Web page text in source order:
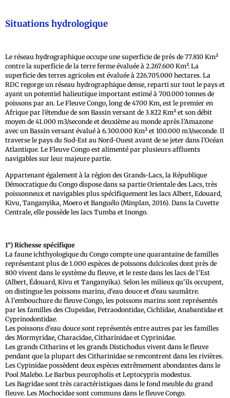
Situations hydrologique
Le réseau hydrographique occupe une superficie de près de 77.810 Km²
contre la superficie de la terre ferme évaluée à 2.267.600 Km². La
superficie des terres agricoles est évaluée à 226.705.000 hectares. La
RDC regorge un réseau hydrographique dense, reparti sur tout le pays et
ayant un potentiel halieutique important estimé à 700.000 tonnes de
poissons par an. Le Fleuve Congo, long de 4700 Km, est le premier en
Afrique par l’étendue de son Bassin versant de 3.822 Km² et son débit
moyen de 41.000 m3/seconde et deuxième au monde après l’Amazone
avec un Bassin versant évalué à 6.300.000 Km² et 100.000 m3/seconde. Il
traverse le pays du Sud-Est au Nord-Ouest avant de se jeter dans l’Océan
Atlantique. Le Fleuve Congo est alimenté par plusieurs affluents
navigables sur leur majeure partie.
Appartenant également à la région des Grands-Lacs, la République
Démocratique du Congo dispose dans sa partie Orientale des Lacs, très
poissonneux et navigables plus spécifiquement les lacs Albert, Edouard,
Kivu, Tanganyika, Moero et Banguélo (Minplan, 2016). Dans la Cuvette
Centrale, elle possède les lacs Tumba et Inongo.
1°) Richesse spécifique
La faune ichthyologique du Congo compte une quarantaine de familles
représentant plus de 1.000 espèces de poissons dulcicoles dont près de
800 vivent dans le système du fleuve, et le reste dans les lacs de l'Est
(Albert, Édouard, Kivu et Tanganyika). Selon les milieux qu'ils occupent,
on distingue les poissons marins, d'eau douce et d'eau saumâtre.
À l'embouchure du fleuve Congo, les poissons marins sont représentés
par les familles des Clupeidae, Petraodontidae, Cichlidae, Anabantidae et
Cyprinodontidae.
Les poissons d'eau douce sont représentés entre autres par les familles
des Mormyridae, Characidae, Citharinidae et Cyprinidae.
Les grands Citharins et les grands Distichodus vivent dans le fleuve
pendant que la plupart des Citharinidae se rencontrent dans les rivières.
Les Cypinidae possèdent deux espèces extrêmement abondantes dans le
Pool Malebo. Le Barbus peuropholis et Leptocypris modestus.
Les Bagridae sont très caractéristiques dans le fond meuble du grand
fleuve. Les Mochocidae sont communs dans le fleuve Congo.